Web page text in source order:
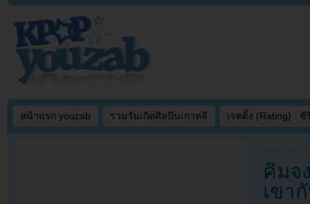
หน้าแรก youzab รวมวันเกิดศิลปินเกาหลี เรตติ้ง (Rating) : ซี
คิมจ
เขา